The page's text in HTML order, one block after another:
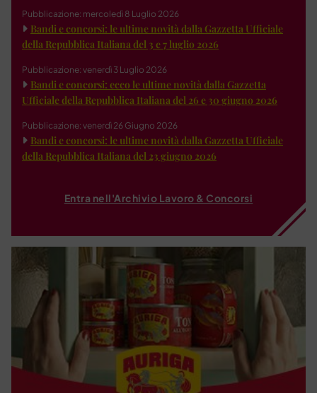
Pubblicazione: mercoledì 8 Luglio 2026
Bandi e concorsi: le ultime novità dalla Gazzetta Ufficiale
della Repubblica Italiana del 3 e 7 luglio 2026
Pubblicazione: venerdì 3 Luglio 2026
Bandi e concorsi: ecco le ultime novità dalla Gazzetta
Ufficiale della Repubblica Italiana del 26 e 30 giugno 2026
Pubblicazione: venerdì 26 Giugno 2026
Bandi e concorsi: le ultime novità dalla Gazzetta Ufficiale
della Repubblica Italiana del 23 giugno 2026
Entra nell'Archivio Lavoro & Concorsi